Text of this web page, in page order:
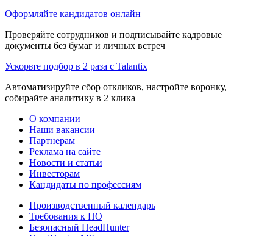
Оформляйте кандидатов онлайн
Проверяйте сотрудников и подписывайте кадровые
документы без бумаг и личных встреч
Ускорьте подбор в 2 раза с Talantix
Автоматизируйте сбор откликов, настройте воронку,
собирайте аналитику в 2 клика
О компании
Наши вакансии
Партнерам
Реклама на сайте
Новости и статьи
Инвесторам
Кандидаты по профессиям
Производственный календарь
Требования к ПО
Безопасный HeadHunter